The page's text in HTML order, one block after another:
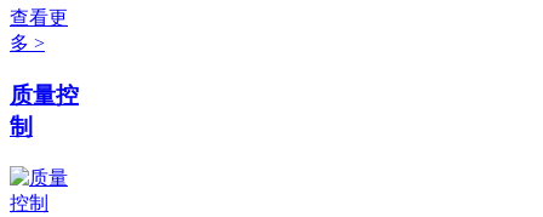
查看更
多 >
质量控
制